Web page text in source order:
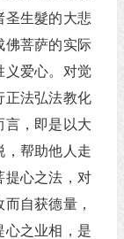
圣生髮的大悲
佛菩萨的实际
义爱心。对觉
正法弘法教化
言，即是以大
，帮助他人走
提心之法，对
自获德量，
心之业相，是